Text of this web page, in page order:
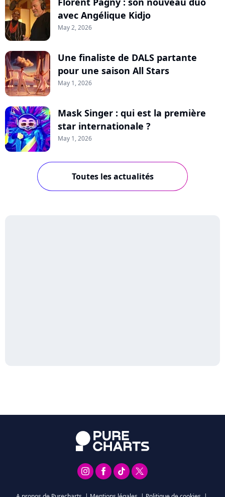
avec Angélique Kidjo
May 2, 2026
Une finaliste de DALS partante
pour une saison All Stars
May 1, 2026
Mask Singer : qui est la première
star internationale ?
May 1, 2026
Toutes les actualités